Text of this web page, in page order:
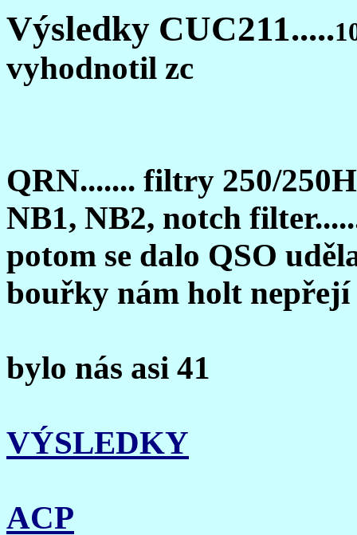
Výsledky CUC211.....
vyhodnotil zc
QRN....... filtry 250/
NB1, NB2, notch
potom se dalo QSO
bouřky nám holt nepřejí
bylo nás asi 41
VÝSLEDKY
ACP